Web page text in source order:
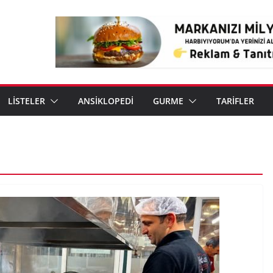
LİSTELER ANSİKLOPEDİ GURME TARİFLER